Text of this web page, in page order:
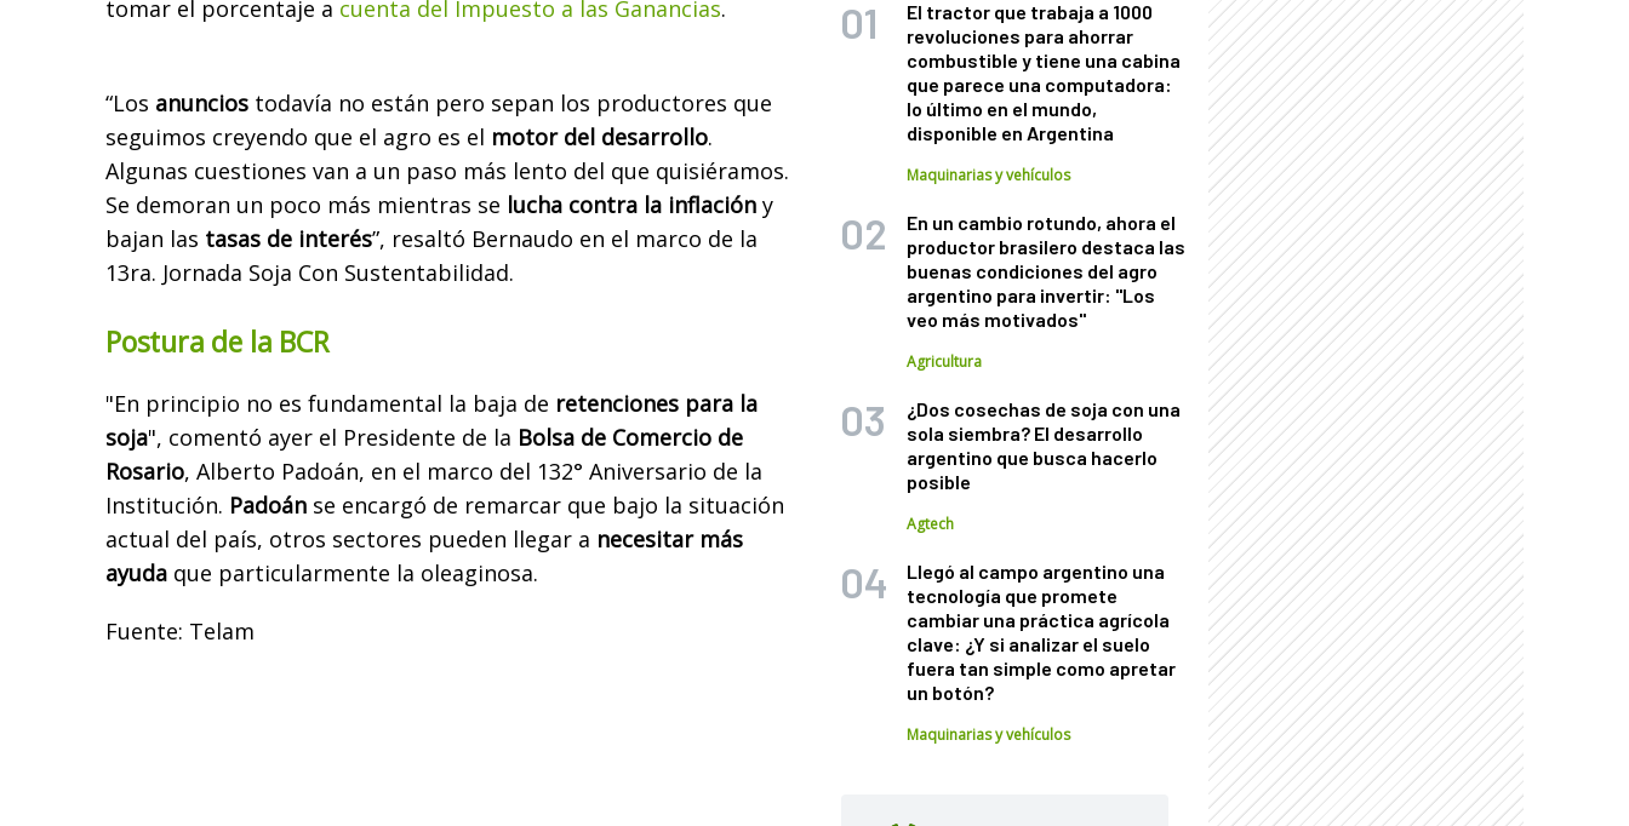
tomar el porcentaje a cuenta del Impuesto a las Ganancias.
“Los anuncios todavía no están pero sepan los productores que
seguimos creyendo que el agro es el motor del desarrollo.
Algunas cuestiones van a un paso más lento del que quisiéramos.
Se demoran un poco más mientras se lucha contra la inflación y
bajan las tasas de interés”, resaltó Bernaudo en el marco de la
13ra. Jornada Soja Con Sustentabilidad.
Postura de la BCR
"En principio no es fundamental la baja de retenciones para la
soja", comentó ayer el Presidente de la Bolsa de Comercio de
Rosario, Alberto Padoán, en el marco del 132° Aniversario de la
Institución. Padoán se encargó de remarcar que bajo la situación
actual del país, otros sectores pueden llegar a necesitar más
ayuda que particularmente la oleaginosa.
Fuente: Telam
El tractor que trabaja a 1000
revoluciones para ahorrar
combustible y tiene una cabina
que parece una computadora:
lo último en el mundo,
disponible en Argentina
Maquinarias y vehículos
En un cambio rotundo, ahora el
productor brasilero destaca las
buenas condiciones del agro
argentino para invertir: "Los
veo más motivados"
Agricultura
¿Dos cosechas de soja con una
sola siembra? El desarrollo
argentino que busca hacerlo
posible
Agtech
Llegó al campo argentino una
tecnología que promete
cambiar una práctica agrícola
clave: ¿Y si analizar el suelo
fuera tan simple como apretar
un botón?
Maquinarias y vehículos